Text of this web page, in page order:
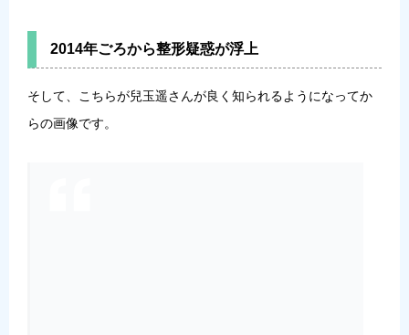
2014年ごろから整形疑惑が浮上
そして、こちらが兒玉遥さんが良く知られるようになってか
らの画像です。